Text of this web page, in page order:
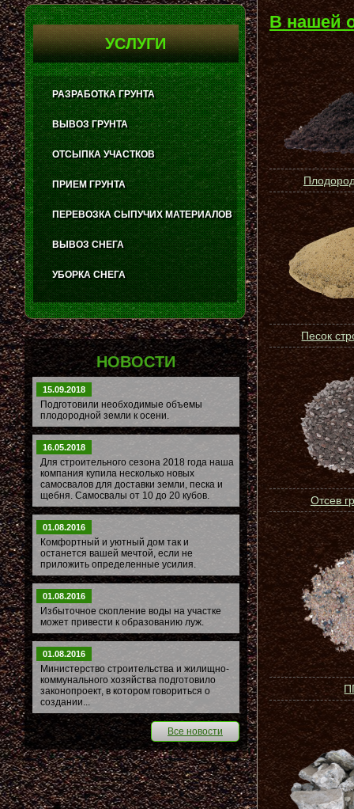
В нашей
Песок
Отсев
УСЛУГИ
РАЗРАБОТКА ГРУНТА
ВЫВОЗ ГРУНТА
ОТСЫПКА УЧАСТКОВ
ПРИЕМ ГРУНТА
ПЕРЕВОЗКА СЫПУЧИХ МАТЕРИАЛОВ
ВЫВОЗ СНЕГА
УБОРКА СНЕГА
НОВОСТИ
15.09.2018
Подготовили необходимые объемы
плодородной земли к осени.
16.05.2018
Для строительного сезона 2018 года наша
компания купила несколько новых
самосвалов для доставки земли, песка и
щебня. Самосвалы от 10 до 20 кубов.
01.08.2016
Комфортный и уютный дом так и
останется вашей мечтой, если не
приложить определенные усилия.
01.08.2016
Избыточное скопление воды на участке
может привести к образованию луж.
01.08.2016
Министерство строительства и жилищно-
коммунального хозяйства подготовило
законопроект, в котором говориться о
создании...
Все новости